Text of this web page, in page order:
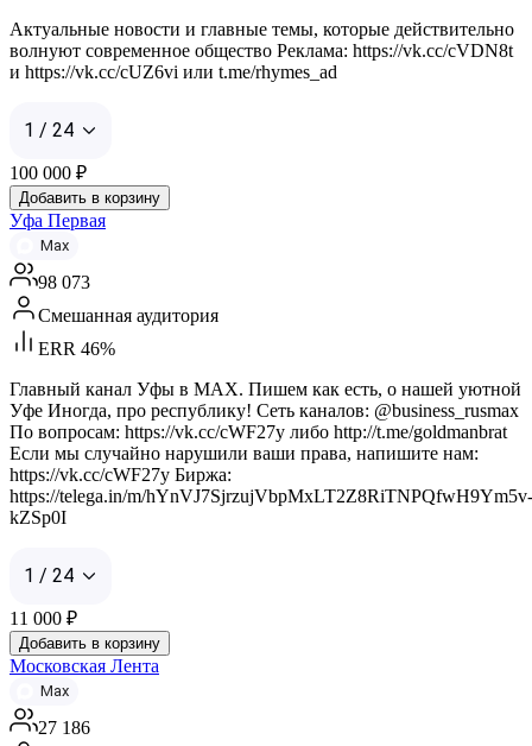
Актуальные новости и главные темы, которые действительно
волнуют современное общество Реклама: https://vk.cc/cVDN8t
и https://vk.cc/cUZ6vi или t.me/rhymes_ad
1 / 24
100 000 ₽
Добавить в корзину
Уфа Первая
Max
98 073
Смешанная аудитория
ERR 46%
Главный канал Уфы в MAX. Пишем как есть, о нашей уютной
Уфе Иногда, про республику! Сеть каналов: @business_rusmax
По вопросам: https://vk.cc/cWF27y либо http://t.me/goldmanbrat
Если мы случайно нарушили ваши права, напишите нам:
https://vk.cc/cWF27y Биржа:
https://telega.in/m/hYnVJ7SjrzujVbpMxLT2Z8RiTNPQfwH9Ym5v-
kZSp0I
1 / 24
11 000 ₽
Добавить в корзину
Московская Лента
Max
27 186